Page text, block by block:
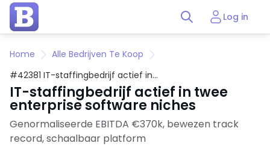
Log in
Home
Alle Bedrijven Te Koop
#42381 IT-staffingbedrijf actief in
twee enterprise software niches
IT-staffingbedrijf actief in twee
enterprise software niches
Genormaliseerde EBITDA €370k, bewezen track
record, schaalbaar platform